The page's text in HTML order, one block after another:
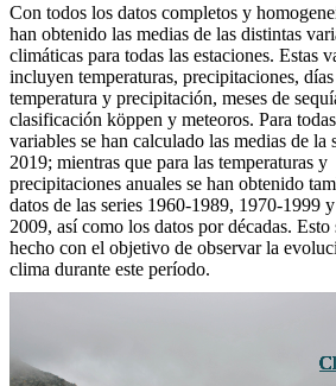
Con todos los datos completos y
han obtenido las medias de las distintas
climáticas para todas las estaciones. Estas
incluyen temperaturas, precipitaciones,
temperatura y precipitación, meses de
clasificación köppen y meteoros. Para
variables se han calculado las medias de la
2019; mientras que para las temperaturas y
precipitaciones anuales se han obtenido
datos de las series 1960-1989, 1970-1999
2009, así como los datos por décadas. Esto
hecho con el objetivo de observar la
clima durante este período.